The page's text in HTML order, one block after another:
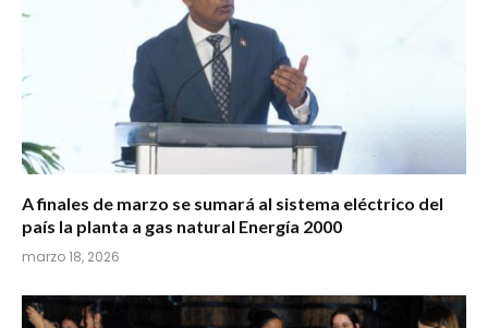
A finales de marzo se sumará al sistema eléctrico del
país la planta a gas natural Energía 2000
marzo 18, 2026